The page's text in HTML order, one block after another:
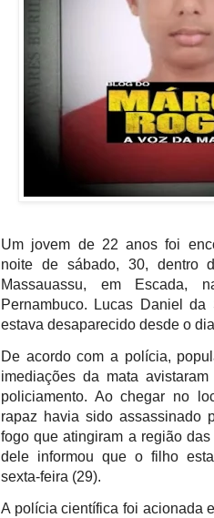
Um jovem de 22 anos foi
noite de sábado, 30, dentro
Massauassu, em
Pernambuco. Lucas Daniel
estava desaparecido desde o
De acordo com a polícia,
imediações da mata
policiamento. Ao chegar no
rapaz havia sido assassinado
fogo que atingiram a região
dele informou que o filho
sexta-feira (29).
A polícia científica foi acionada